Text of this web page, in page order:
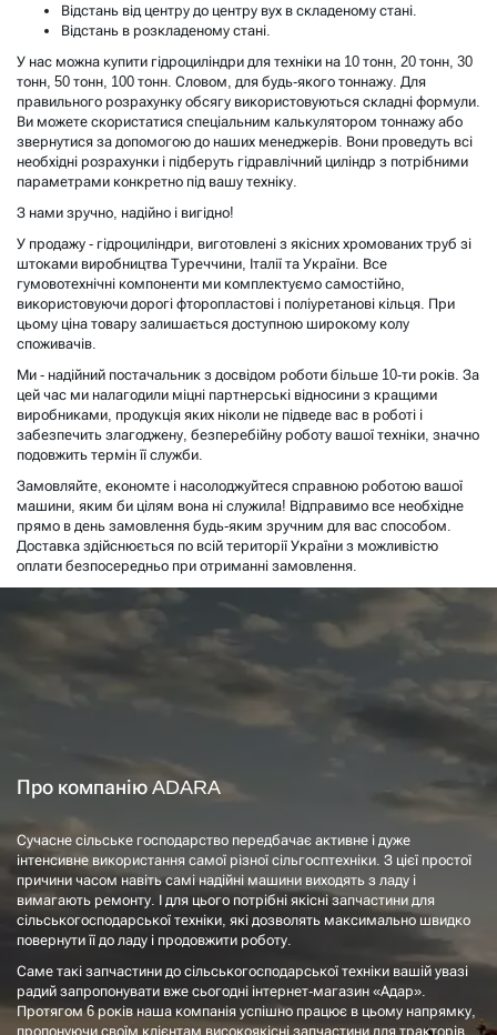
Відстань від центру до центру вух в складеному стані.
Відстань в розкладеному стані.
У нас можна купити гідроциліндри для техніки на 10 тонн, 20 тонн, 30
тонн, 50 тонн, 100 тонн. Словом, для будь-якого тоннажу. Для
правильного розрахунку обсягу використовуються складні формули.
Ви можете скористатися спеціальним калькулятором тоннажу або
звернутися за допомогою до наших менеджерів. Вони проведуть всі
необхідні розрахунки і підберуть гідравлічний циліндр з потрібними
параметрами конкретно під вашу техніку.
З нами зручно, надійно і вигідно!
У продажу - гідроциліндри, виготовлені з якісних хромованих труб зі
штоками виробництва Туреччини, Італії та України. Все
гумовотехнічні компоненти ми комплектуємо самостійно,
використовуючи дорогі фторопластові і поліуретанові кільця. При
цьому ціна товару залишається доступною широкому колу
споживачів.
Ми - надійний постачальник з досвідом роботи більше 10-ти років. За
цей час ми налагодили міцні партнерські відносини з кращими
виробниками, продукція яких ніколи не підведе вас в роботі і
забезпечить злагоджену, безперебійну роботу вашої техніки, значно
подовжить термін її служби.
Замовляйте, економте і насолоджуйтеся справною роботою вашої
машини, яким би цілям вона ні служила! Відправимо все необхідне
прямо в день замовлення будь-яким зручним для вас способом.
Доставка здійснюється по всій території України з можливістю
оплати безпосередньо при отриманні замовлення.
Про компанію ADARA
Сучасне сільське господарство передбачає активне і дуже
інтенсивне використання самої різної сільгосптехніки. З цієї простої
причини часом навіть самі надійні машини виходять з ладу і
вимагають ремонту. І для цього потрібні якісні запчастини для
сільськогосподарської техніки, які дозволять максимально швидко
повернути її до ладу і продовжити роботу.
Саме такі запчастини до сільськогосподарської техніки вашій увазі
радий запропонувати вже сьогодні інтернет-магазин «Адар».
Протягом 6 років наша компанія успішно працює в цьому напрямку,
пропонуючи своїм клієнтам високоякісні запчастини для тракторів,